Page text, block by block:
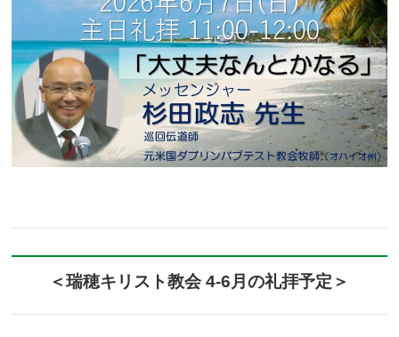
＜瑞穂キリスト教会 4-6月の礼拝予定＞